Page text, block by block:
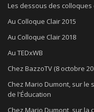
Les dessous des colloques
Au Colloque Clair 2015
Au Colloque Clair 2018
Au TEDxWB
Chez BazzoTV (8 octobre
Chez Mario Dumont, sur
de l'Éducation
Chez Mario Dumont, sur la